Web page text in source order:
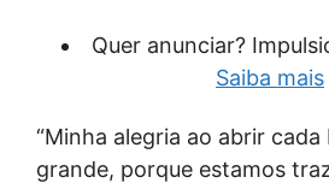
Quer anunciar?
Saiba mais
“Minha alegria ao abrir cada
grande, porque estamos